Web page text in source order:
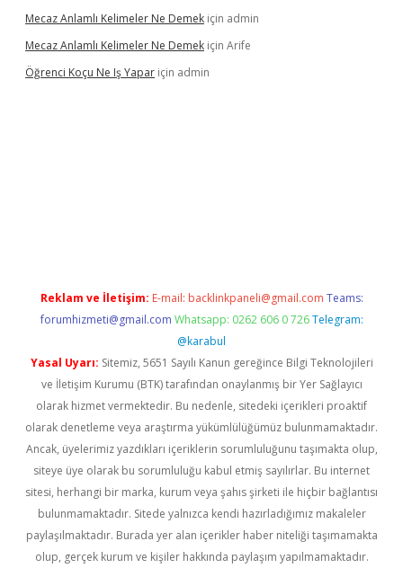
Mecaz Anlamlı Kelimeler Ne Demek için admin
Mecaz Anlamlı Kelimeler Ne Demek için Arife
Öğrenci Koçu Ne Iş Yapar için admin
Reklam ve İletişim: E-mail: backlinkpaneli@gmail.com Teams:
forumhizmeti@gmail.com Whatsapp: 0262 606 0 726 Telegram:
@karabul
Yasal Uyarı: Sitemiz, 5651 Sayılı Kanun gereğince Bilgi Teknolojileri
ve İletişim Kurumu (BTK) tarafından onaylanmış bir Yer Sağlayıcı
olarak hizmet vermektedir. Bu nedenle, sitedeki içerikleri proaktif
olarak denetleme veya araştırma yükümlülüğümüz bulunmamaktadır.
Ancak, üyelerimiz yazdıkları içeriklerin sorumluluğunu taşımakta olup,
siteye üye olarak bu sorumluluğu kabul etmiş sayılırlar. Bu internet
sitesi, herhangi bir marka, kurum veya şahıs şirketi ile hiçbir bağlantısı
bulunmamaktadır. Sitede yalnızca kendi hazırladığımız makaleler
paylaşılmaktadır. Burada yer alan içerikler haber niteliği taşımamakta
olup, gerçek kurum ve kişiler hakkında paylaşım yapılmamaktadır.